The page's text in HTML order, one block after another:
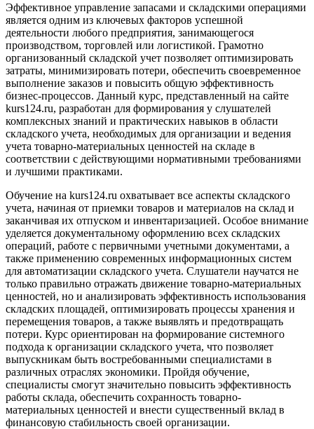
Эффективное управление запасами и складскими операциями
является одним из ключевых факторов успешной
деятельности любого предприятия, занимающегося
производством, торговлей или логистикой. Грамотно
организованный складской учет позволяет оптимизировать
затраты, минимизировать потери, обеспечить своевременное
выполнение заказов и повысить общую эффективность
бизнес-процессов. Данный курс, представленный на сайте
kurs124.ru, разработан для формирования у слушателей
комплексных знаний и практических навыков в области
складского учета, необходимых для организации и ведения
учета товарно-материальных ценностей на складе в
соответствии с действующими нормативными требованиями
и лучшими практиками.
Обучение на kurs124.ru охватывает все аспекты складского
учета, начиная от приемки товаров и материалов на склад и
заканчивая их отпуском и инвентаризацией. Особое внимание
уделяется документальному оформлению всех складских
операций, работе с первичными учетными документами, а
также применению современных информационных систем
для автоматизации складского учета. Слушатели научатся не
только правильно отражать движение товарно-материальных
ценностей, но и анализировать эффективность использования
складских площадей, оптимизировать процессы хранения и
перемещения товаров, а также выявлять и предотвращать
потери. Курс ориентирован на формирование системного
подхода к организации складского учета, что позволяет
выпускникам быть востребованными специалистами в
различных отраслях экономики. Пройдя обучение,
специалисты смогут значительно повысить эффективность
работы склада, обеспечить сохранность товарно-
материальных ценностей и внести существенный вклад в
финансовую стабильность своей организации.